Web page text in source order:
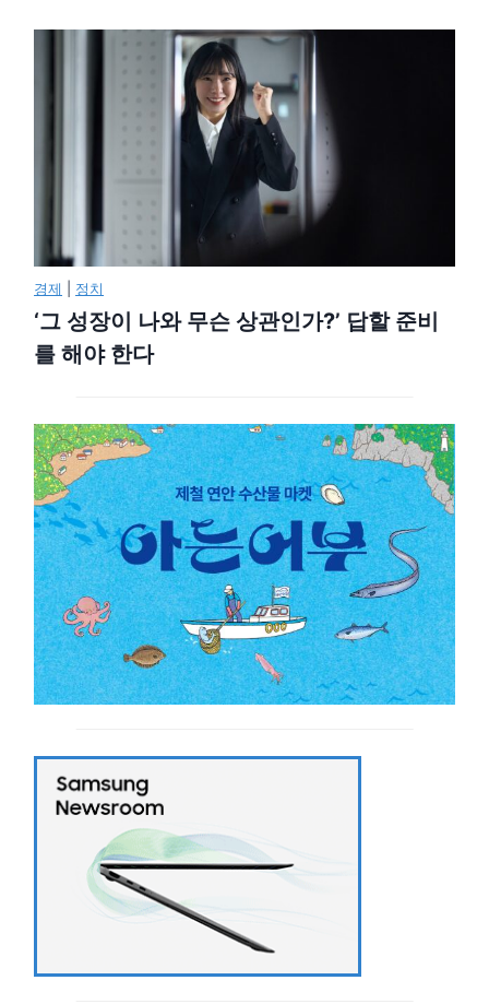
경제 정치
‘그 성장이 나와 무슨 상관인가?’ 답할 준비
를 해야 한다